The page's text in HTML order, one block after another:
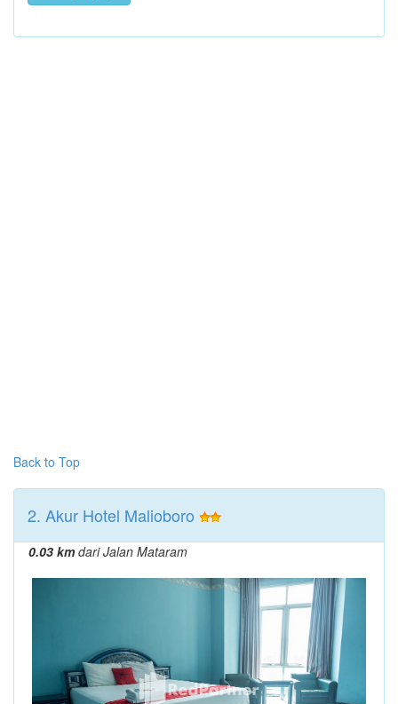
Back to Top
2. Akur Hotel Malioboro
0.03 kmdari Jalan Mataram